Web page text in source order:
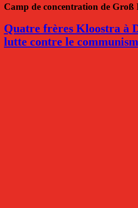
Camp de concentration de Groß
Quatre frères Kloostra à
lutte contre le